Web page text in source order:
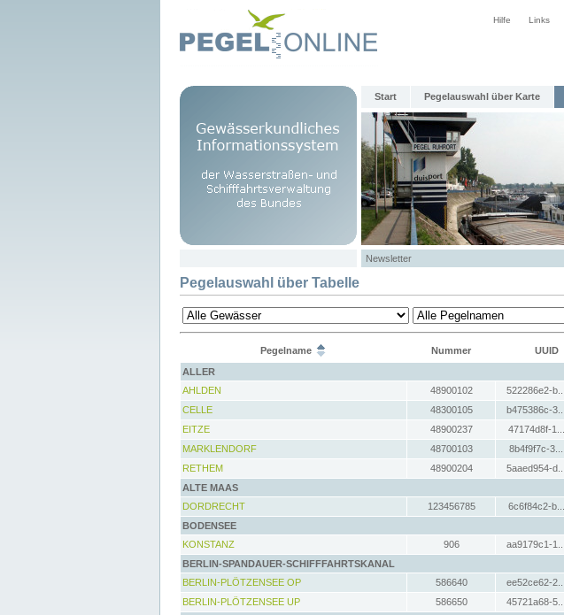
Hilfe Links
Start Pegelauswahl über Karte
Newsletter
Pegelauswahl über Tabelle
Pegelname Nummer UUID
ALLER
AHLDEN
48900102 522286e2-b...
CELLE
48300105 b475386c-3...
EITZE
48900237 47174d8f-1...
MARKLENDORF
48700103 8b4f9f7c-3...
RETHEM
48900204 5aaed954-d...
ALTE MAAS
DORDRECHT
123456785 6c6f84c2-b...
BODENSEE
KONSTANZ
906 aa9179c1-1...
BERLIN-SPANDAUER-SCHIFFFAHRTSKANAL
BERLIN-PLÖTZENSEE OP
586640 ee52ce62-2...
BERLIN-PLÖTZENSEE UP
586650 45721a68-5...